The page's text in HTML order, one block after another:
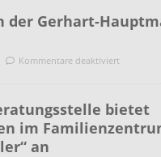
der Gerhart-
Kommentare deaktiviert
bietet
im
an